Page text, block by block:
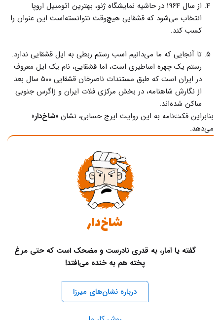
از سال ۱۹۶۴ در حاشیه نمایشگاه ژنو، بهترین اتومبیل اروپا
انتخاب می‌شود که قشقایی هیچ‌وقت نتوانسته‌است این عنوان را
کسب کند.
تا آنجایی که ما می‌دانیم اسب رستم ربطی به ایل قشقایی ندارد.
رستم یک چهره اساطیری است، اما قشقایی، نام یک ایل معروف
در ایران است که طبق مستندات ناصرخان قشقایی ۵۰۰ سال بعد
از نگارش شاهنامه، در بخش مرکزی فلات ایران و زاگرس جنوبی
ساکن شده‌‌اند.
بنابراین فکت‌نامه به این روایت ایرج حسابی، نشان «شاخ‌دار»
می‌دهد.
شاخ‌دار
گفته یا آمار، به قدری نادرست و مضحک است که حتی مرغ
پخته هم به خنده می‌افتد!
درباره نشان‌های میرزا